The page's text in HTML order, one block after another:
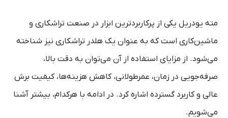
مته یودریل یکی از پرکاربردترین ابزار در صنعت تراشکاری و
ماشین‌کاری است که به عنوان یک هلدر تراشکاری نیز شناخته
می‌شود. از مزایای استفاده از آن می‌توان به دقت بالا،
صرفه‌جویی در زمان، عمرطولانی، کاهش هزینه‌ها، کیفیت برش
عالی و کاربرد گسترده اشاره کرد. در ادامه با هرکدام، بیشتر آشنا
می‌شویم.